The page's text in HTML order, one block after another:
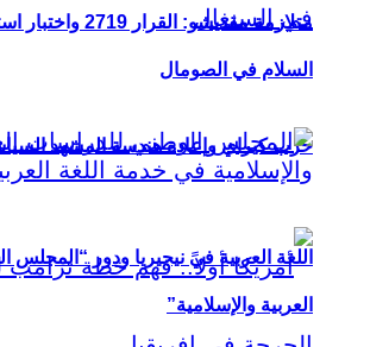
حزب كيراي وإعادة هندسة المشهد
متلازمة مقديشو:
السلام في الصومال
اللغة العربية في نيجيريا ودور
العربية والإسلامية”